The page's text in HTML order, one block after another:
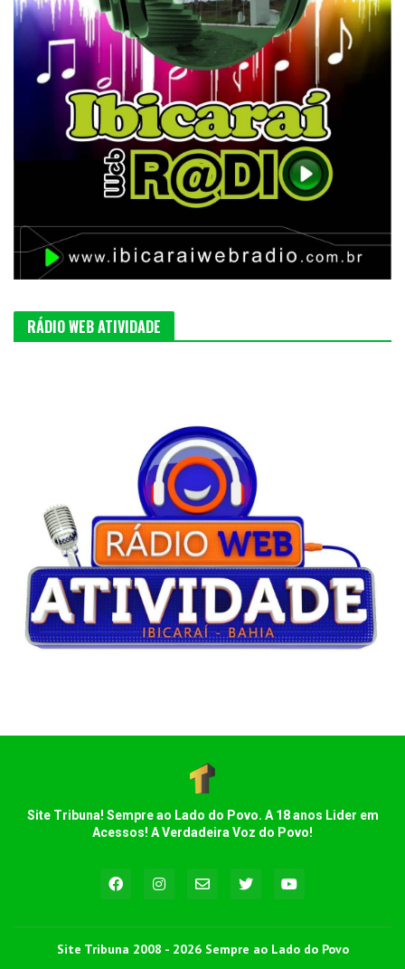
RÁDIO WEB ATIVIDADE
Site Tribuna! Sempre ao Lado do Povo. A 18 anos Lider em
Acessos! A Verdadeira Voz do Povo!
Site Tribuna 2008 - 2026 Sempre ao Lado do Povo